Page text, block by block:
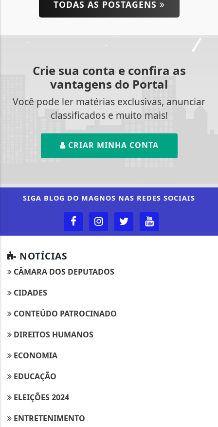
TODAS AS POSTAGENS
Crie sua conta e confira as
vantagens do Portal
Você pode ler matérias exclusivas, anunciar
classificados e muito mais!
CRIAR MINHA CONTA
SIGA BLOG DO MAGNOS NAS REDES SOCIAIS
NOTÍCIAS
CÂMARA DOS DEPUTADOS
CIDADES
CONTEÚDO PATROCINADO
DIREITOS HUMANOS
ECONOMIA
EDUCAÇÃO
ELEIÇÕES 2024
ENTRETENIMENTO